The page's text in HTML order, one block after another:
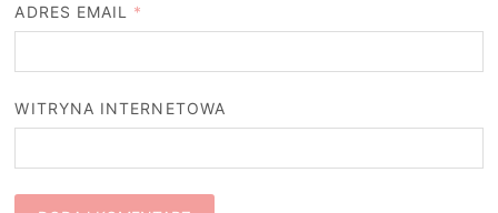
ADRES EMAIL *
WITRYNA INTERNETOWA